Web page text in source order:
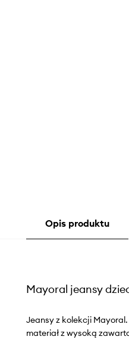
Opis produktu
Mayoral jeansy
Jeansy z kolekcji
materiał z wysoką